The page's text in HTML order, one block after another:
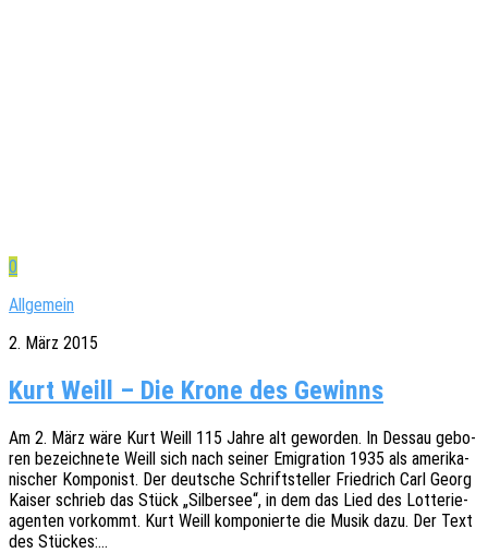
0
Allgemein
2. März 2015
Kurt Weill – Die Krone des Gewinns
Am 2. März wäre Kurt Weill 115 Jahre alt gewor­den. In Dessau gebo­
ren bezeich­ne­te Weill sich nach seiner Emigra­ti­on 1935 als ameri­ka­
ni­scher Kompo­nist. Der deut­sche Schrift­stel­ler Fried­rich Carl Georg
Kaiser schrieb das Stück „Silber­see“, in dem das Lied des Lotte­rie­
agen­ten vorkommt. Kurt Weill kompo­nier­te die Musik dazu. Der Text
des Stückes:…